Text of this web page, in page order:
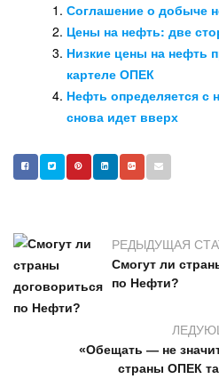
Соглашение о добыче
Цены на нефть: две
Низкие цены на нефть
картеле ОПЕК
Нефть определяется с
снова идет вверх
РЕДЫДУЩАЯ
Смогут ли
по Нефти?
«Обещать — не
страны ОПЕК